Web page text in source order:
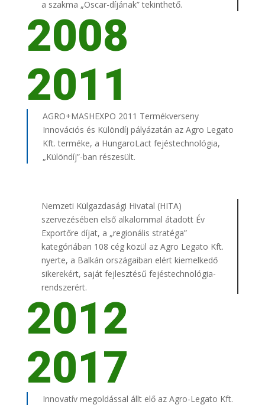
a szakma „Oscar-díjának” tekinthető.
2008
2011
AGRO+MASHEXPO 2011 Termékverseny
Innovációs és Különdíj pályázatán az Agro Legato
Kft. terméke, a HungaroLact fejéstechnológia,
„Különdíj”-ban részesült.
Nemzeti Külgazdasági Hivatal (HITA)
szervezésében első alkalommal átadott Év
Exportőre díjat, a „regionális stratéga”
kategóriában 108 cég közül az Agro Legato Kft.
nyerte, a Balkán országaiban elért kiemelkedő
sikerekért, saját fejlesztésű fejéstechnológia-
rendszerért.
2012
2017
Innovatív megoldással állt elő az Agro-Legato Kft.